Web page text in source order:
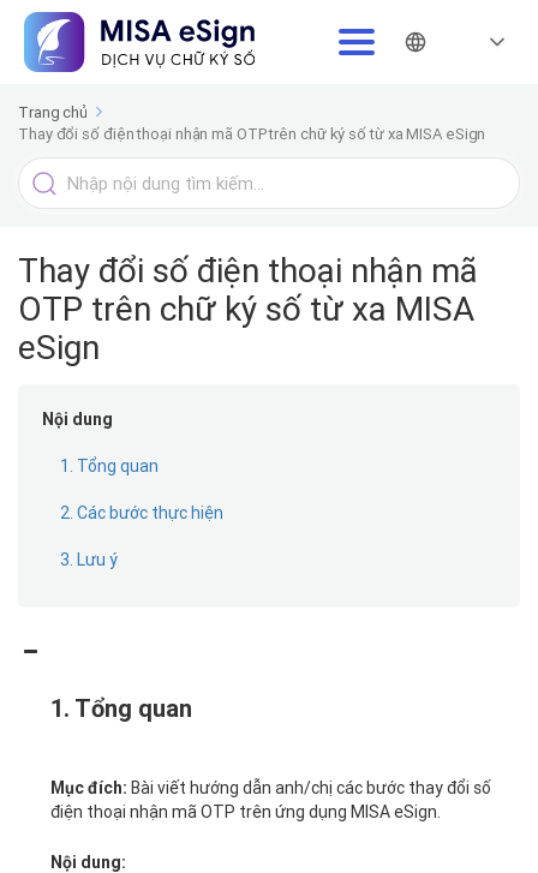
Trang chủ
Thay đổi số điện thoại nhận mã OTP trên chữ ký số từ xa MISA eSign
Tìm
kiếm
Thay đổi số điện thoại nhận mã
OTP trên chữ ký số từ xa MISA
eSign
Nội dung
1. Tổng quan
2. Các bước thực hiện
3. Lưu ý
1. Tổng quan
Mục đích: Bài viết hướng dẫn anh/chị các bước thay đổi số
điện thoại nhận mã OTP trên ứng dụng MISA eSign.
Nội dung: